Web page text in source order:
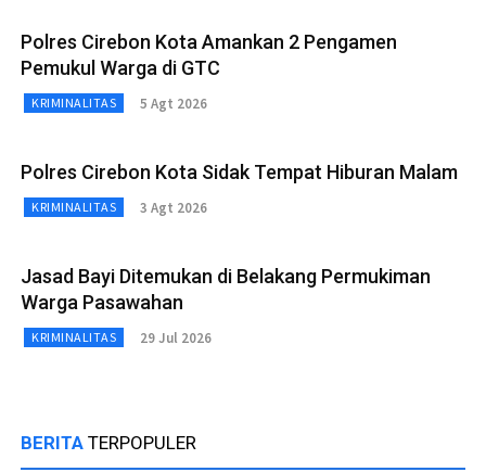
Polres Cirebon Kota Amankan 2 Pengamen
Pemukul Warga di GTC
KRIMINALITAS 5 Agt 2026
Polres Cirebon Kota Sidak Tempat Hiburan Malam
KRIMINALITAS 3 Agt 2026
Jasad Bayi Ditemukan di Belakang Permukiman
Warga Pasawahan
KRIMINALITAS 29 Jul 2026
BERITA TERPOPULER